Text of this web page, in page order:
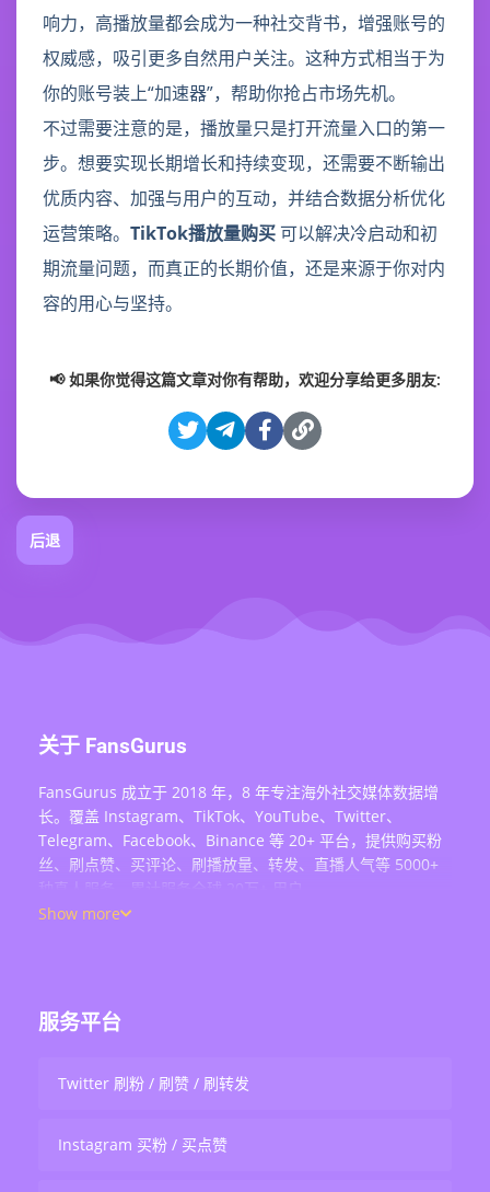
响力，高播放量都会成为一种社交背书，增强账号的
权威感，吸引更多自然用户关注。这种方式相当于为
你的账号装上“加速器”，帮助你抢占市场先机。
不过需要注意的是，播放量只是打开流量入口的第一
步。想要实现长期增长和持续变现，还需要不断输出
优质内容、加强与用户的互动，并结合数据分析优化
运营策略。 TikTok播放量购买 可以解决冷启动和初
期流量问题，而真正的长期价值，还是来源于你对内
容的用心与坚持。
📢 如果你觉得这篇文章对你有帮助，欢迎分享给更多朋友:
后退
关于 FansGurus
FansGurus 成立于 2018 年，8 年专注海外社交媒体数据增
长。覆盖 Instagram、TikTok、YouTube、Twitter、
Telegram、Facebook、Binance 等 20+ 平台，提供购买粉
丝、刷点赞、买评论、刷播放量、转发、直播人气等 5000+
种真人服务，累计服务全球 20万+ 用户。
Show more
服务平台
Twitter 刷粉 / 刷赞 / 刷转发
Instagram 买粉 / 买点赞